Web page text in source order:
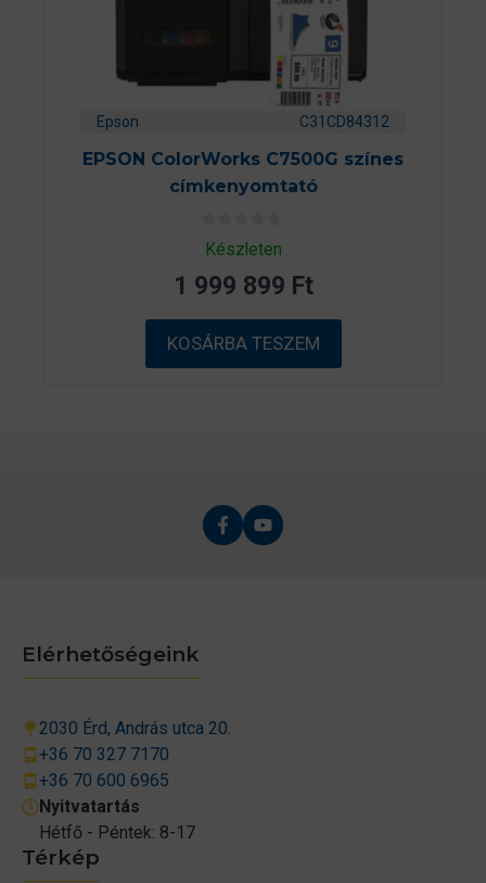
Epson C31CD84312
EPSON ColorWorks C7500G színes
címkenyomtató
0
a
5
b
ő
l
Készleten
1 999 899 Ft
KOSÁRBA TESZEM
Térkép
Elérhetőségeink
2030 Érd, András utca 20.
+36 70 327 7170
+36 70 600 6965
Nyitvatartás
Hétfő - Péntek: 8-17